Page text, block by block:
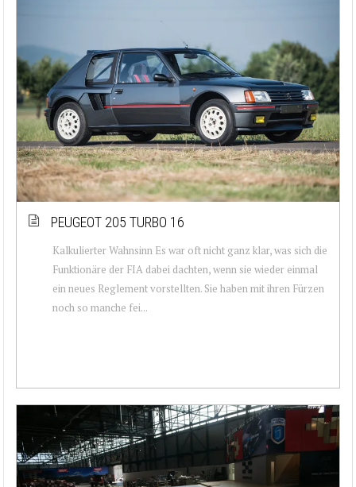
PEUGEOT 205 TURBO 16
Kalkulierter Wahnsinn Es war oft nicht ganz klar, was sich die
Funktionäre der FIA dabei dachten, wenn sie wieder einmal
ein neues Reglement vorstellten. Sie haben mit ihren Fürzen
noch so manche fei...